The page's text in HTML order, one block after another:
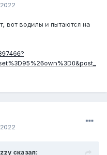
вот водилы и пытаются на
сказал: